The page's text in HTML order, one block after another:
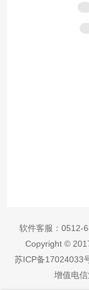
软件客服： 0512-
Copyright ©
苏ICP备17024033
增值电